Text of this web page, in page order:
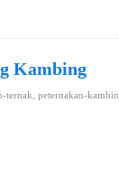
Kambing
ternak peternakan-